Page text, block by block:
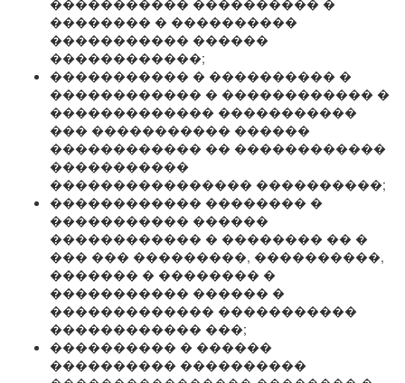
�������� � ����������
����������� ������
������������;
����������� � ���������� �
������������ � ������������ �
������������� �����������
��� ����������� ������
������������ �� ������������
�����������
���������������� ����������;
������������ �������� �
����������� ������
������������ � �������� �� �
��� ��� ���������, ����������,
������� � �������� �
����������� ������ �
������������� �����������
������������ ���;
���������� � ������
���������� ����������